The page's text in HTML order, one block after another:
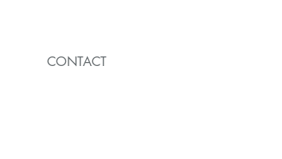
CONTACT